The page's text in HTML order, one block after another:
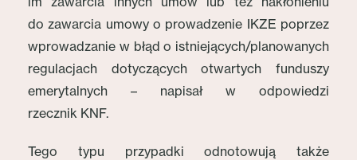
do zawarcia umowy o prowadzenie IKZE poprzez
wprowadzanie w błąd o istniejących/planowanych
regulacjach dotyczących otwartych funduszy
emerytalnych – napisał w odpowiedzi
rzecznik KNF.
Tego typu przypadki odnotowują także